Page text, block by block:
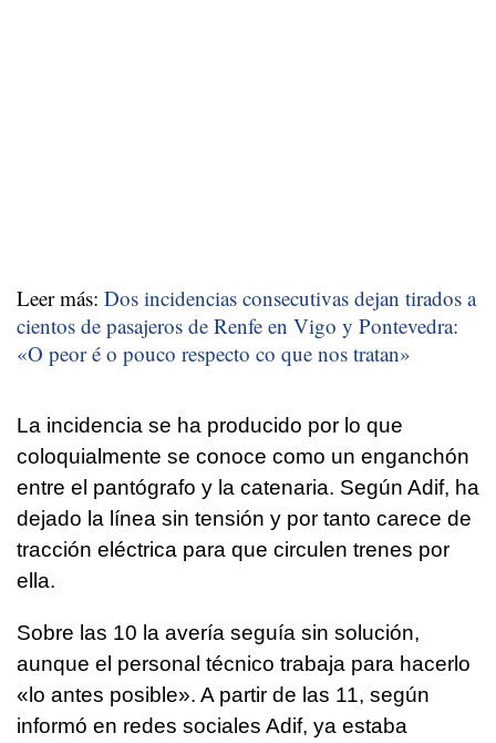
Leer más: Dos incidencias consecutivas dejan tirados a
cientos de pasajeros de Renfe en Vigo y Pontevedra:
«O peor é o pouco respecto co que nos tratan»
La incidencia se ha producido por lo que
coloquialmente se conoce como un enganchón
entre el pantógrafo y la catenaria. Según Adif, ha
dejado la línea sin tensión y por tanto carece de
tracción eléctrica para que circulen trenes por
ella.
Sobre las 10 la avería seguía sin solución,
aunque el personal técnico trabaja para hacerlo
«lo antes posible». A partir de las 11, según
informó en redes sociales Adif, ya estaba